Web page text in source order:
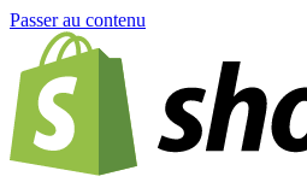
Passer au contenu